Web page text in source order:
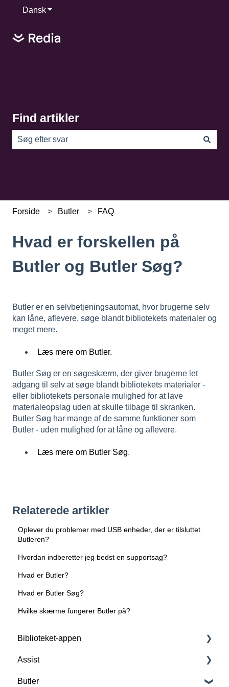
DanskVis undermenu for oversættelser
Find artikler
Forside Butler FAQ
Hvad er forskellen på
Butler og Butler Søg?
Butler er en selvbetjeningsautomat, hvor brugerne selv
kan låne, aflevere, søge blandt bibliotekets materialer og
meget mere.
Læs mere om Butler.
Butler Søg er en søgeskærm, der giver brugerne let
adgang til selv at søge blandt bibliotekets materialer -
eller bibliotekets personale mulighed for at lave
materialeopslag uden at skulle tilbage til skranken.
Butler Søg har mange af de samme funktioner som
Butler - uden mulighed for at låne og aflevere.
Læs mere om Butler Søg.
Relaterede artikler
Oplever du problemer med USB enheder, der er tilsluttet
Butleren?
Hvordan indberetter jeg bedst en supportsag?
Hvad er Butler?
Hvad er Butler Søg?
Hvilke skærme fungerer Butler på?
Biblioteket-appen
Forstå Biblioteket-appen
Basisfunktioner
Assist
Forstå Assist
Butler